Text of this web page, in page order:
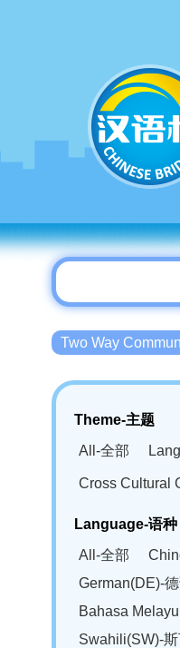
Two Way
Theme-主题
All-全部
Cross Cultural
Language-语种
All-全部
German(DE)-
Bahasa
Swahili(SW)-